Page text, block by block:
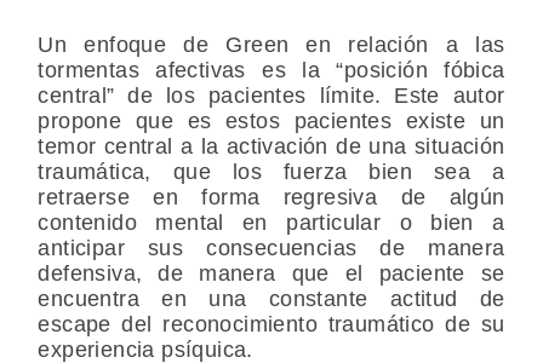
Un enfoque de Green en relación a las
tormentas afectivas es la “posición fóbica
central” de los pacientes límite. Este autor
propone que es estos pacientes existe un
temor central a la activación de una situación
traumática, que los fuerza bien sea a
retraerse en forma regresiva de algún
contenido mental en particular o bien a
anticipar sus consecuencias de manera
defensiva, de manera que el paciente se
encuentra en una constante actitud de
escape del reconocimiento traumático de su
experiencia psíquica.